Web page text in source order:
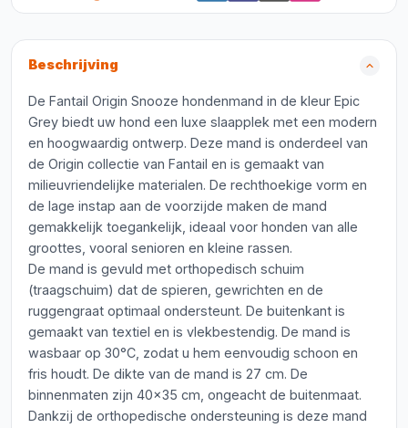
Beschrijving
De Fantail Origin Snooze hondenmand in de kleur Epic
Grey biedt uw hond een luxe slaapplek met een modern
en hoogwaardig ontwerp. Deze mand is onderdeel van
de Origin collectie van Fantail en is gemaakt van
milieuvriendelijke materialen. De rechthoekige vorm en
de lage instap aan de voorzijde maken de mand
gemakkelijk toegankelijk, ideaal voor honden van alle
groottes, vooral senioren en kleine rassen.
De mand is gevuld met orthopedisch schuim
(traagschuim) dat de spieren, gewrichten en de
ruggengraat optimaal ondersteunt. De buitenkant is
gemaakt van textiel en is vlekbestendig. De mand is
wasbaar op 30°C, zodat u hem eenvoudig schoon en
fris houdt. De dikte van de mand is 27 cm. De
binnenmaten zijn 40x35 cm, ongeacht de buitenmaat.
Dankzij de orthopedische ondersteuning is deze mand